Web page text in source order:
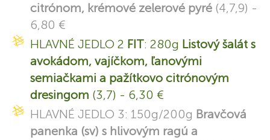
citrónom, krémové zelerové pyré (4,7,9) -
6,80 €
HLAVNÉ JEDLO 2 FIT: 280g Listový šalát s
avokádom, vajíčkom, ľanovými
semiačkami a pažítkovo citrónovým
dresingom (3,7) - 6,30 €
HLAVNÉ JEDLO 3: 150g/200g Bravčová
panenka (sv) s hlivovým ragú a